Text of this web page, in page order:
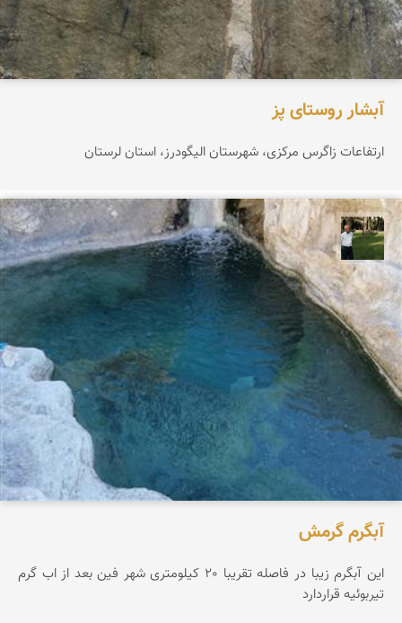
آبشار روستای پز
ارتفاعات زاگرس مرکزی، شهرستان الیگودرز، استان لرستان
عبدل شعبانی
آبگرم گرمش
این آبگرم زیبا در فاصله تقریبا 20 کیلومتری شهر فین بعد از اب گرم
تیربوئیه قراردارد